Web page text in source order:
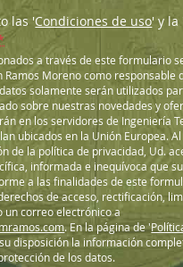
las 'Condiciones de uso' y la
a través de este formulario
Moreno como responsable
solamente serán utilizados
sobre nuestras novedades y
en los servidores de Ingeniería
ubicados en la Unión Europea.
de la política de privacidad, Ud.
informada e inequívoca que
a las finalidades de este
de acceso, rectificación,
un correo electrónico a
. En la página de '
disposición la información
de los datos.